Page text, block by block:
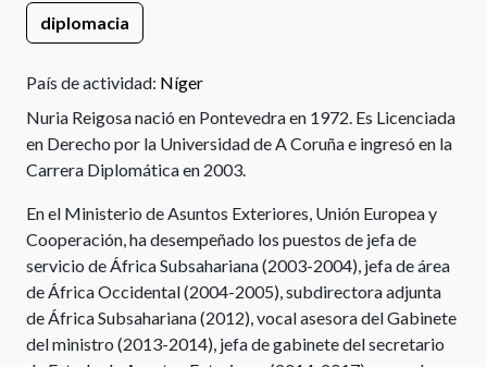
diplomacia
País de actividad: Níger
Nuria Reigosa nació en Pontevedra en 1972. Es Licenciada
en Derecho por la Universidad de A Coruña e ingresó en la
Carrera Diplomática en 2003.
En el Ministerio de Asuntos Exteriores, Unión Europea y
Cooperación, ha desempeñado los puestos de jefa de
servicio de África Subsahariana (2003-2004), jefa de área
de África Occidental (2004-2005), subdirectora adjunta
de África Subsahariana (2012), vocal asesora del Gabinete
del ministro (2013-2014), jefa de gabinete del secretario